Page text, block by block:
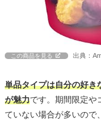
この商品を見る 出典：
単品タイプは自分の好き
が魅力です。期間限定や
ていない場合が多いので